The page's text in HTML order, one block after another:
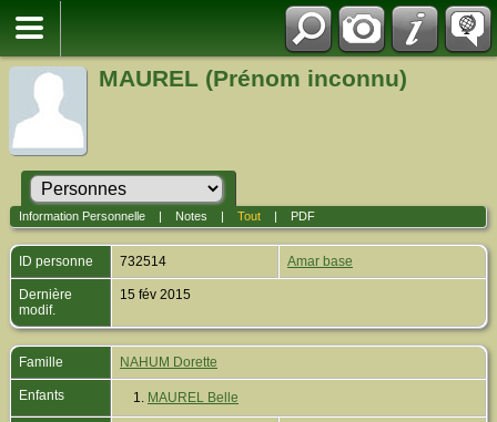
MAUREL (Prénom inconnu)
Information Personnelle| Notes Tout| PDF
ID personne 732514 Amar base
Dernière
modif.
15 fév 2015
Famille NAHUM Dorette
Enfants 1. MAUREL Belle